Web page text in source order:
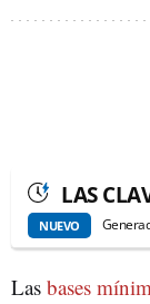
LAS
NUEVO
Las bases